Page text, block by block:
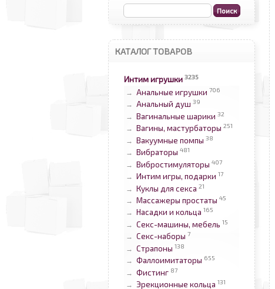
КАТАЛОГ ТОВАРОВ
Интим игрушки 3235
→ Анальные игрушки 706
→ Анальный душ 39
→ Вагинальные шарики 32
→ Вагины, мастурбаторы 251
→ Вакуумные помпы 38
→ Вибраторы 481
→ Вибростимуляторы 407
→ Интим игры, подарки 17
→ Куклы для секса 21
→ Массажеры простаты 45
→ Насадки и кольца 165
→ Секс-машины, мебель 15
→ Секс-наборы 7
→ Страпоны 138
→ Фаллоимитаторы 655
→ Фистинг 87
→ Эрекционные кольца 131